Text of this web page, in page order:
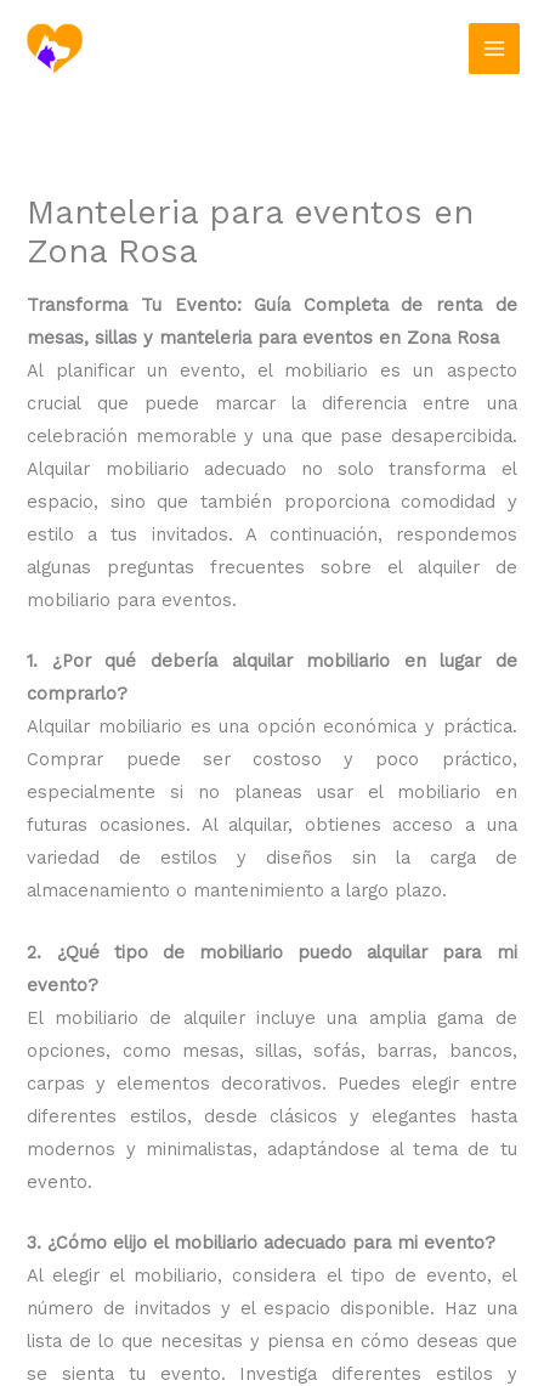
contenido
Manteleria para eventos en
Zona Rosa
Transforma Tu Evento: Guía Completa de renta de
mesas, sillas y manteleria para eventos en Zona Rosa
Al planificar un evento, el mobiliario es un aspecto
crucial que puede marcar la diferencia entre una
celebración memorable y una que pase desapercibida.
Alquilar mobiliario adecuado no solo transforma el
espacio, sino que también proporciona comodidad y
estilo a tus invitados. A continuación, respondemos
algunas preguntas frecuentes sobre el alquiler de
mobiliario para eventos.
1. ¿Por qué debería alquilar mobiliario en lugar de
comprarlo?
Alquilar mobiliario es una opción económica y práctica.
Comprar puede ser costoso y poco práctico,
especialmente si no planeas usar el mobiliario en
futuras ocasiones. Al alquilar, obtienes acceso a una
variedad de estilos y diseños sin la carga de
almacenamiento o mantenimiento a largo plazo.
2. ¿Qué tipo de mobiliario puedo alquilar para mi
evento?
El mobiliario de alquiler incluye una amplia gama de
opciones, como mesas, sillas, sofás, barras, bancos,
carpas y elementos decorativos. Puedes elegir entre
diferentes estilos, desde clásicos y elegantes hasta
modernos y minimalistas, adaptándose al tema de tu
evento.
3. ¿Cómo elijo el mobiliario adecuado para mi evento?
Al elegir el mobiliario, considera el tipo de evento, el
número de invitados y el espacio disponible. Haz una
lista de lo que necesitas y piensa en cómo deseas que
se sienta tu evento. Investiga diferentes estilos y